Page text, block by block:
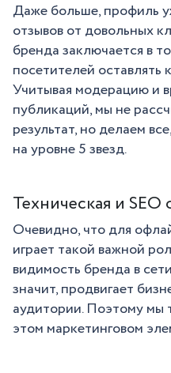
Даже больше, профиль
отзывов от довольных
бренда заключается в
посетителей
Учитывая модерацию и
публикаций, мы не
результат, но делаем
на уровне 5 звезд.
Техническая и
Очевидно, что для
играет такой важной
видимость бренда в
значит, продвигает
аудитории. Поэтому мы
этом маркетинговом